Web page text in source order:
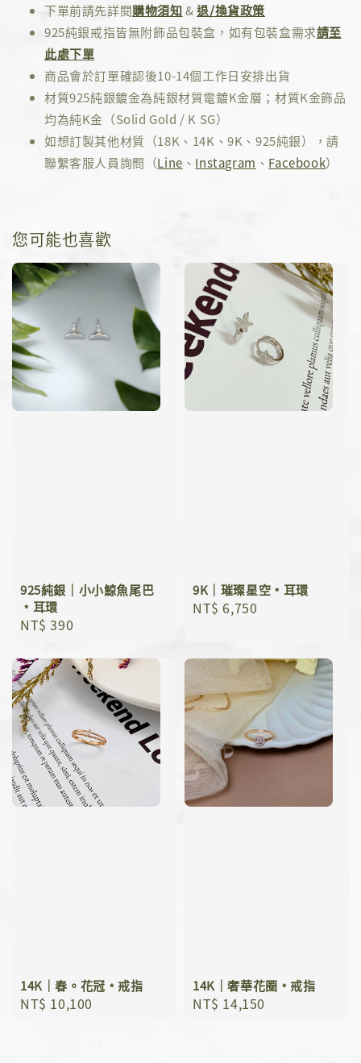
下單前請先詳閱購物須知&退/換貨政策
925純銀戒指皆無附飾品包裝盒，如有包裝盒需求請至
此處下單
商品會於訂單確認後10-14個工作日安排出貨
材質925純銀鍍金為純銀材質電鍍K金層；材質K金飾品
均為純K金（Solid Gold / K SG）
如想訂製其他材質（18K、14K、9K、925純銀），請
聯繫客服人員詢問（Line 、 Instagram 、 Facebook）
您可能也喜歡
925純銀｜小小鯨魚尾巴
﹡耳環
Regular
NT$ 390
9K｜璀璨星空﹡耳環
Regular
NT$ 6,750
14K｜春。花冠﹡戒指
Regular
NT$ 10,100
14K｜奢華花圈﹡戒指
Regular
NT$ 14,150